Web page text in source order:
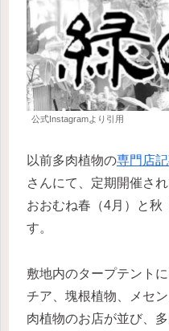
公式Instagramより引用
以前多肉植物の専門店
さんにて、定期開催さ
おおむね春（4月）と秋
す。
敷地内のタープテント
チア、塊根植物、メセ
肉植物のお店が並び、